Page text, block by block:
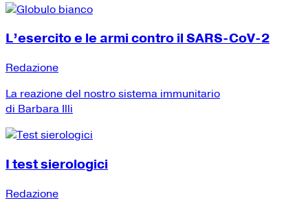
L’esercito e le armi contro il SARS-CoV-2
Redazione
La reazione del nostro sistema immunitario
di Barbara Illi
I test sierologici
Redazione